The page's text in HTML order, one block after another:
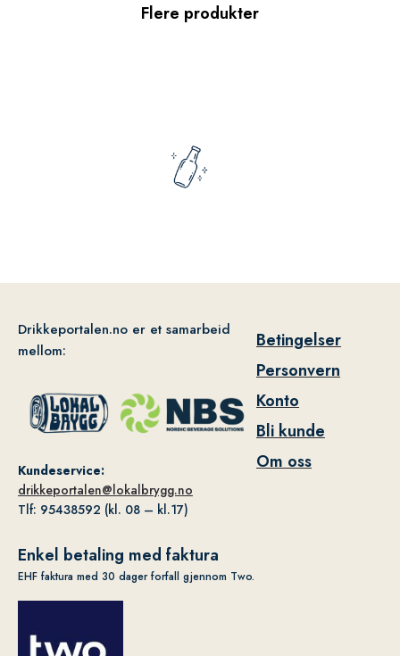
Flere produkter
Drikkeportalen.no er et samarbeid
mellom:
Kundeservice:
drikkeportalen@lokalbrygg.no
Tlf: 95438592 (kl. 08 – kl.17)
Betingelser
Personvern
Konto
Bli kunde
Om oss
Enkel betaling med faktura
EHF faktura med 30 dager forfall gjennom Two.